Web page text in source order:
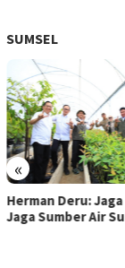
SUMSEL
«
Herman Deru:
Jaga Sumber Air